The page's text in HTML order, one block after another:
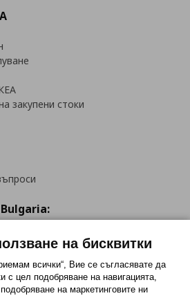
закупени стоки
на бисквитки
всички“, Вие се съгласявате да
с цел подобряване на навигацията,
на маркетинговите ни